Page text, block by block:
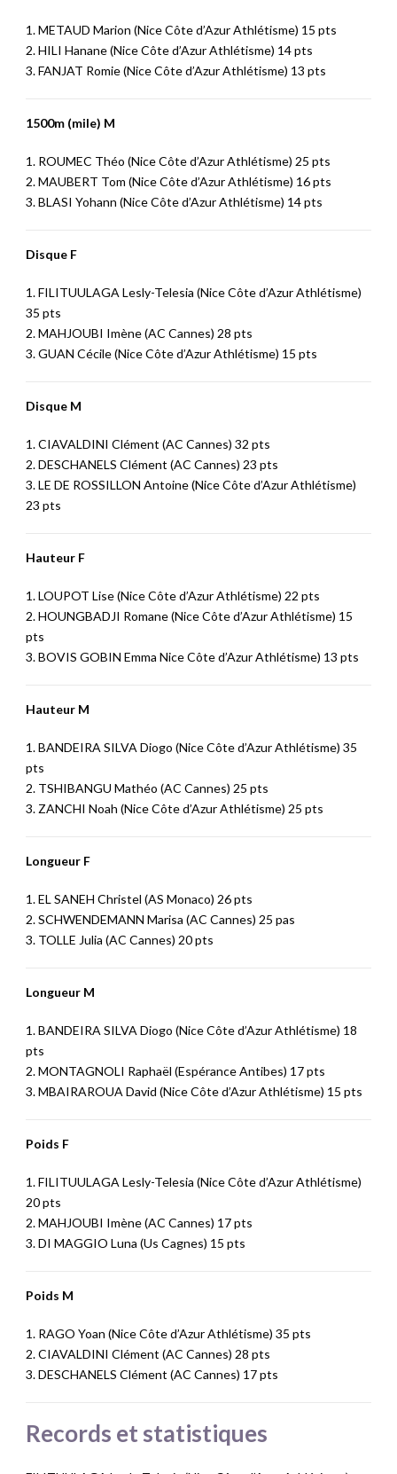
1. METAUD Marion (Nice Côte d’Azur Athlétisme) 15 pts
2. HILI Hanane (Nice Côte d’Azur Athlétisme) 14 pts
3. FANJAT Romie (Nice Côte d’Azur Athlétisme) 13 pts
1500m (mile) M
1. ROUMEC Théo (Nice Côte d’Azur Athlétisme) 25 pts
2. MAUBERT Tom (Nice Côte d’Azur Athlétisme) 16 pts
3. BLASI Yohann (Nice Côte d’Azur Athlétisme) 14 pts
Disque F
1. FILITUULAGA Lesly-Telesia (Nice Côte d’Azur Athlétisme)
35 pts
2. MAHJOUBI Imène (AC Cannes) 28 pts
3. GUAN Cécile (Nice Côte d’Azur Athlétisme) 15 pts
Disque M
1. CIAVALDINI Clément (AC Cannes) 32 pts
2. DESCHANELS Clément (AC Cannes) 23 pts
3. LE DE ROSSILLON Antoine (Nice Côte d’Azur Athlétisme)
23 pts
Hauteur F
1. LOUPOT Lise (Nice Côte d’Azur Athlétisme) 22 pts
2. HOUNGBADJI Romane (Nice Côte d’Azur Athlétisme) 15
pts
3. BOVIS GOBIN Emma Nice Côte d’Azur Athlétisme) 13 pts
Hauteur M
1. BANDEIRA SILVA Diogo (Nice Côte d’Azur Athlétisme) 35
pts
2. TSHIBANGU Mathéo (AC Cannes) 25 pts
3. ZANCHI Noah (Nice Côte d’Azur Athlétisme) 25 pts
Longueur F
1. EL SANEH Christel (AS Monaco) 26 pts
2. SCHWENDEMANN Marisa (AC Cannes) 25 pas
3. TOLLE Julia (AC Cannes) 20 pts
Longueur M
1. BANDEIRA SILVA Diogo (Nice Côte d’Azur Athlétisme) 18
pts
2. MONTAGNOLI Raphaël (Espérance Antibes) 17 pts
3. MBAIRAROUA David (Nice Côte d’Azur Athlétisme) 15 pts
Poids F
1. FILITUULAGA Lesly-Telesia (Nice Côte d’Azur Athlétisme)
20 pts
2. MAHJOUBI Imène (AC Cannes) 17 pts
3. DI MAGGIO Luna (Us Cagnes) 15 pts
Poids M
1. RAGO Yoan (Nice Côte d’Azur Athlétisme) 35 pts
2. CIAVALDINI Clément (AC Cannes) 28 pts
3. DESCHANELS Clément (AC Cannes) 17 pts
Records et statistiques